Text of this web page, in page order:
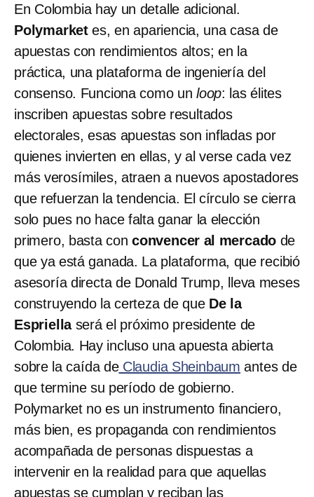
En Colombia hay un detalle adicional.
Polymarket es, en apariencia, una casa de
apuestas con rendimientos altos; en la
práctica, una plataforma de ingeniería del
consenso. Funciona como unloop: las élites
inscriben apuestas sobre resultados
electorales, esas apuestas son infladas por
quienes invierten en ellas, y al verse cada vez
más verosímiles, atraen a nuevos apostadores
que refuerzan la tendencia. El círculo se cierra
solo pues no hace falta ganar la elección
primero, basta conconvencer al mercado de
que ya está ganada. La plataforma, que recibió
asesoría directa de Donald Trump, lleva meses
construyendo la certeza de que De la
Espriellaserá el próximo presidente de
Colombia. Hay incluso una apuesta abierta
sobre la caída deClaudia Sheinbaum antes de
que termine su período de gobierno.
Polymarket no es un instrumento financiero,
más bien, es propaganda con rendimientos
acompañada de personas dispuestas a
intervenir en la realidad para que aquellas
apuestas se cumplan y reciban las